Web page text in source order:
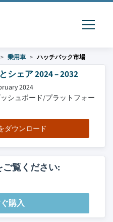
乗用車 ハッチバック市場
シェア 2024 – 2032
2024
シュボード/プラットフォー
ダウンロード
覧ください:
購入